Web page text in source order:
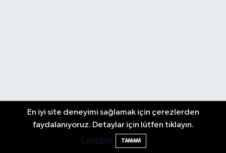
En iyi site deneyimi sağlamak için çerezlerden
faydalanıyoruz. Detaylar için lütfen tıklayın.
Çerezler
TAMAM
Bartın TSO'da Ortak Gündem: Ekonomi
ve Sektörel Sorunlar